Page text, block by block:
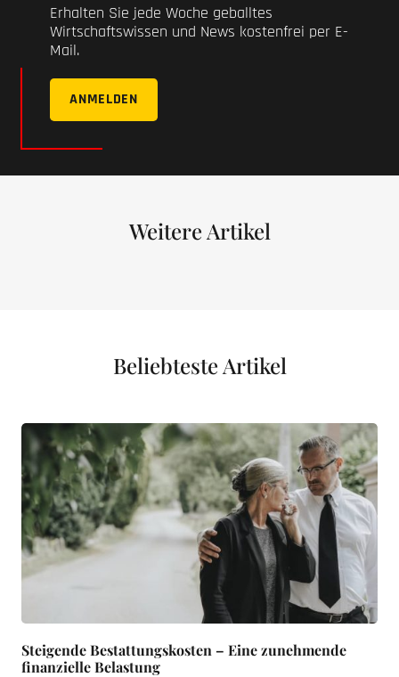
Erhalten Sie jede Woche geballtes
Wirtschaftswissen und News kostenfrei per E-
Mail.
ANMELDEN
Weitere Artikel
Beliebteste Artikel
Steigende Bestattungskosten – Eine zunehmende
finanzielle Belastung